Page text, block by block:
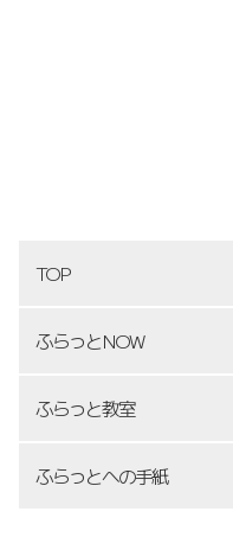
TOP
ふらっとNOW
ふらっと教室
ふらっとへの手紙